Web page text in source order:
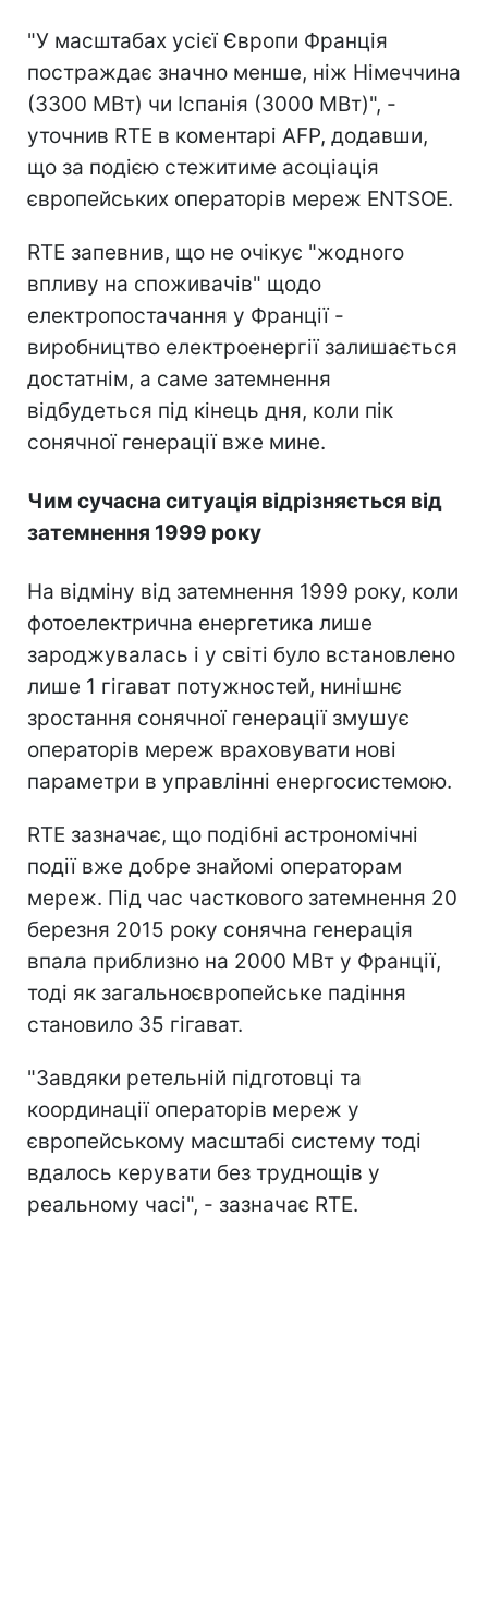
"У масштабах усієї Європи Франція
постраждає значно менше, ніж Німеччина
(3300 МВт) чи Іспанія (3000 МВт)", -
уточнив RTE в коментарі AFP, додавши,
що за подією стежитиме асоціація
європейських операторів мереж ENTSOE.
RTE запевнив, що не очікує "жодного
впливу на споживачів" щодо
електропостачання у Франції -
виробництво електроенергії залишається
достатнім, а саме затемнення
відбудеться під кінець дня, коли пік
сонячної генерації вже мине.
Чим сучасна ситуація відрізняється від
затемнення 1999 року
На відміну від затемнення 1999 року, коли
фотоелектрична енергетика лише
зароджувалась і у світі було встановлено
лише 1 гігават потужностей, нинішнє
зростання сонячної генерації змушує
операторів мереж враховувати нові
параметри в управлінні енергосистемою.
RTE зазначає, що подібні астрономічні
події вже добре знайомі операторам
мереж. Під час часткового затемнення 20
березня 2015 року сонячна генерація
впала приблизно на 2000 МВт у Франції,
тоді як загальноєвропейське падіння
становило 35 гігават.
"Завдяки ретельній підготовці та
координації операторів мереж у
європейському масштабі систему тоді
вдалось керувати без труднощів у
реальному часі", - зазначає RTE.